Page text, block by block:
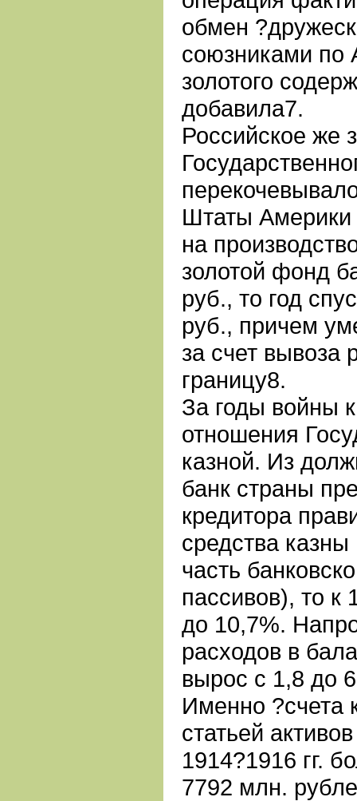
обмен
союзниками по
золотого
добавила7.
Российское же
Штаты Америки
на
золотой фонд
руб., то год
руб., причем
за счет вывоза
границу8.
За годы войны
отношения
казной. Из
банк страны
кредитора
средства
часть
пассивов), то к
до 10,7%.
расходов в
вырос с 1,8 до
Именно ?счета
статьей
1914?1916 гг.
7792 млн.